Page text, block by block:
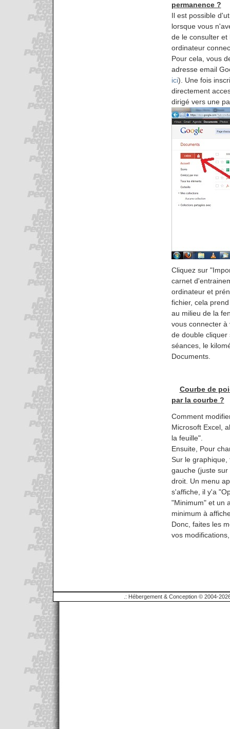
permanence ?
Il est possible
lorsque vous
de le consulter
ordinateur
Pour cela, vous
adresse email
ici). Une fois
directement
dirigé vers une
Cliquez sur
carnet
ordinateur et
fichier, cela
au milieu de la
vous connecter à
de double cliquer
séances, le
Documents.
Courbe de
par la courbe ?
Comment
Microsoft Excel,
la feuille".
Ensuite, Pour
Sur le graphique,
gauche (juste
droit. Un menu
s'affiche, il y'a
"Minimum" et un
minimum à
Donc, faites les
vos
.: Hébergement & Conception © 2004-